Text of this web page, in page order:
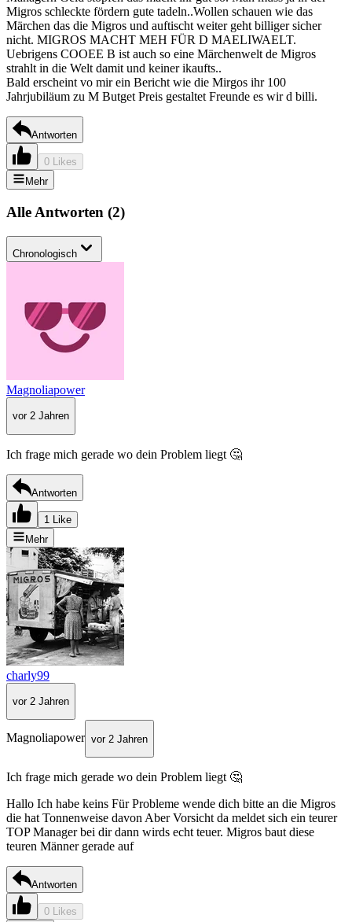
Migros schleckte fördern gute tadeln..Wollen schauen wie das
Märchen das die Migros und auftischt weiter geht billiger sicher
nicht. MIGROS MACHT MEH FÜR D MAELIWAELT.
Uebrigens COOEE B ist auch so eine Märchenwelt de Migros
strahlt in die Welt damit und keiner ikaufts..
Bald erscheint vo mir ein Bericht wie die Mirgos ihr 100
Jahrjubiläum zu M Butget Preis gestaltet Freunde es wir d billi.
Antworten
0 Likes
Mehr
Alle Antworten (2)
Chronologisch
Magnoliapower
vor 2 Jahren
Ich frage mich gerade wo dein Problem liegt 🤔
Antworten
1 Like
Mehr
charly99
vor 2 Jahren
Magnoliapower vor 2 Jahren
Ich frage mich gerade wo dein Problem liegt 🤔
Hallo Ich habe keins Für Probleme wende dich bitte an die Migros
die hat Tonnenweise davon Aber Vorsicht da meldet sich ein teurer
TOP Manager bei dir dann wirds echt teuer. Migros baut diese
teuren Männer gerade auf
Antworten
0 Likes